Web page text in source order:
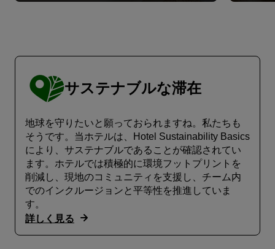
サステナブルな滞在
地球を守りたいと願っておられますね。私たちも
そうです。当ホテルは、Hotel Sustainability Basics
により、サステナブルであることが確認されてい
ます。ホテルでは積極的に環境フットプリントを
削減し、現地のコミュニティを支援し、チーム内
でのインクルージョンと平等性を推進していま
す。
詳しく見る